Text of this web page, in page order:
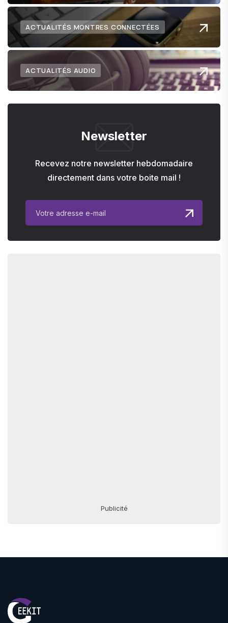
ACTUALITÉS MONTRES CONNECTÉES
ACTUALITÉS AUDIO
Newsletter
Recevez notre newsletter hebdomadaire
directement dans votre boite mail !
Publicité